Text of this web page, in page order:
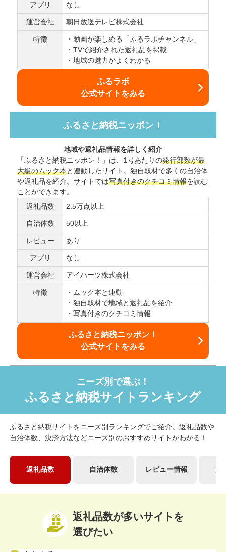
アプリ なし
運営会社 朝日放送テレビ株式会社
特徴
動画が楽しめる「ふるラボチャンネル」
TVで紹介された返礼品を掲載
地域の魅力がよくわかる
ふるラボ
公式サイトをみる
ふるさと納税ニッポン！
地域や返礼品情報を詳しく紹介
「ふるさと納税ニッポン！」は、1号あたりの発行部数が最
大級のムック本と連動したサイト。独自取材で多くの自治体
や返礼品を紹介。サイトでは写真付きのクチコミ情報を読む
ことができます。
返礼品数
2.5万点以上
自治体数 50以上
レビュー あり
アプリ なし
運営会社 アイハーツ株式会社
特徴
ムック本と連動
独自取材で地域と返礼品を紹介
写真付きのクチコミ情報
ふるさと納税ニッポン！
公式サイトをみる
ニーズ別で選ぶ！
ふるさと納税サイトランキング
ふるさと納税サイトをニーズ別ランキングでご紹介。返礼品数や
自治体数、決済方法などニーズ別のおすすめサイトがわかる！
返礼品数 自治体数 レビュー情報 決
返礼品数が多いサイトを
選びたい